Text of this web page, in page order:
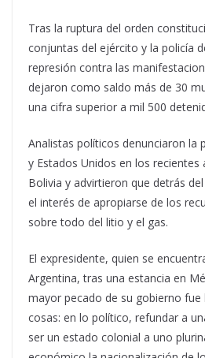
Tras la ruptura del orden
conjuntas del ejército y la policía
represión contra las
dejaron como saldo más de 30
una cifra superior a mil 500
Analistas políticos denunciaron la
y Estados Unidos en los
Bolivia y advirtieron que detrás
el interés de apropiarse de los
sobre todo del litio y el gas.
El expresidente, quien se
Argentina, tras una estancia en
mayor pecado de su gobierno fue
cosas: en lo político, refundar a
ser un estado colonial a uno